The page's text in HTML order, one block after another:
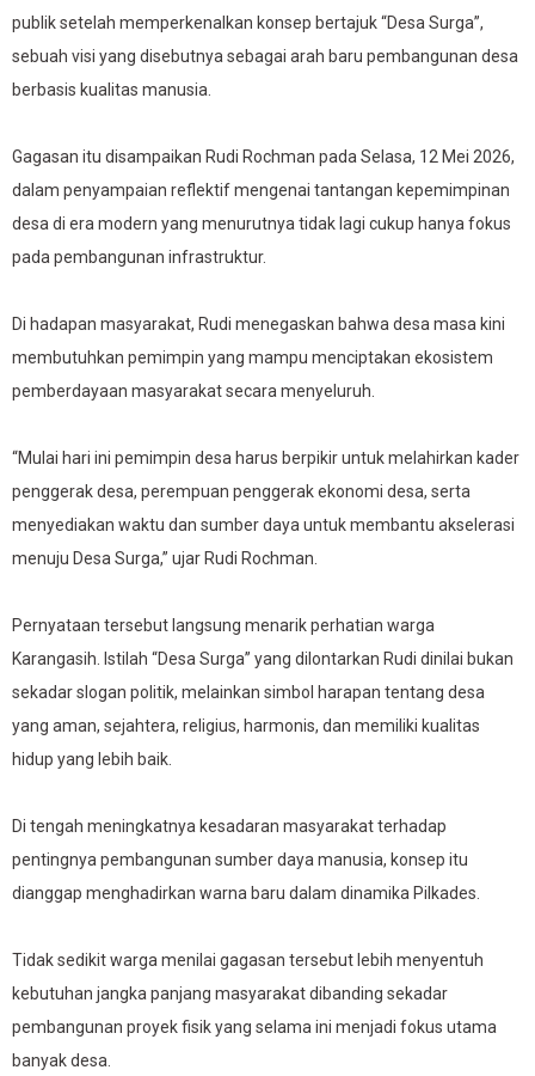
publik setelah memperkenalkan konsep bertajuk “Desa Surga”,
sebuah visi yang disebutnya sebagai arah baru pembangunan desa
berbasis kualitas manusia.
Gagasan itu disampaikan Rudi Rochman pada Selasa, 12 Mei 2026,
dalam penyampaian reflektif mengenai tantangan kepemimpinan
desa di era modern yang menurutnya tidak lagi cukup hanya fokus
pada pembangunan infrastruktur.
Di hadapan masyarakat, Rudi menegaskan bahwa desa masa kini
membutuhkan pemimpin yang mampu menciptakan ekosistem
pemberdayaan masyarakat secara menyeluruh.
“Mulai hari ini pemimpin desa harus berpikir untuk melahirkan kader
penggerak desa, perempuan penggerak ekonomi desa, serta
menyediakan waktu dan sumber daya untuk membantu akselerasi
menuju Desa Surga,” ujar Rudi Rochman.
Pernyataan tersebut langsung menarik perhatian warga
Karangasih. Istilah “Desa Surga” yang dilontarkan Rudi dinilai bukan
sekadar slogan politik, melainkan simbol harapan tentang desa
yang aman, sejahtera, religius, harmonis, dan memiliki kualitas
hidup yang lebih baik.
Di tengah meningkatnya kesadaran masyarakat terhadap
pentingnya pembangunan sumber daya manusia, konsep itu
dianggap menghadirkan warna baru dalam dinamika Pilkades.
Tidak sedikit warga menilai gagasan tersebut lebih menyentuh
kebutuhan jangka panjang masyarakat dibanding sekadar
pembangunan proyek fisik yang selama ini menjadi fokus utama
banyak desa.